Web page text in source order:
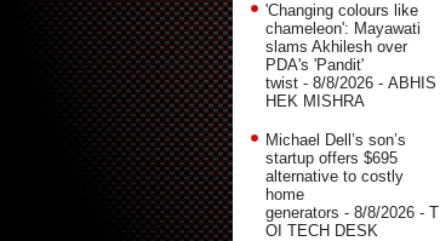
'Changing colours like
chameleon': Mayawati
slams Akhilesh over
PDA's 'Pandit'
twist - 8/8/2026 - ABHIS
HEK MISHRA
Michael Dell’s son’s
startup offers $695
alternative to costly
home
generators - 8/8/2026 - T
OI TECH DESK